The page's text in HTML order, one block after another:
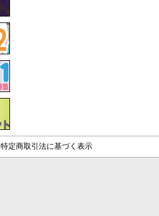
特定商取引法に基づく表示